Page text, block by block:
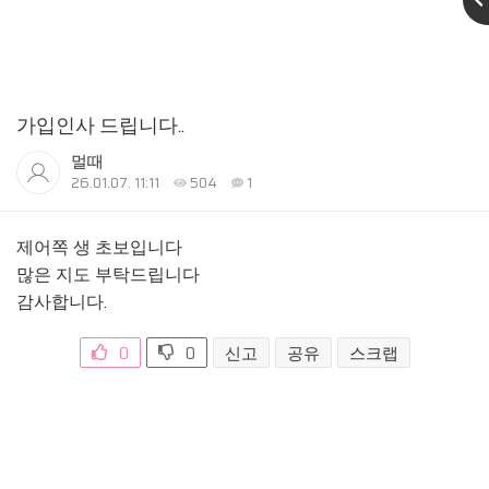
가입인사 드립니다..
멀때
26.01.07. 11:11 504 1
제어쪽 생 초보입니다
많은 지도 부탁드립니다
감사합니다.
0 0 신고 공유 스크랩